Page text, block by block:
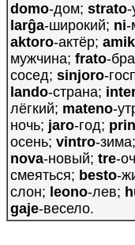
domo-дом; strato-
larĝa-широкий; ni-
aktoro-актёр;
мужчина; frato-
сосед; sinjoro-
lando-страна;
лёгкий; mateno-
ночь; jaro-год;
осень; vintro-зима;
nova-новый; tre-
смеяться; besto-
слон; leono-лев;
gaje-весело.